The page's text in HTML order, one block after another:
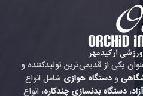
یکی از قدیمی‌ترین تولیدکننده و
ودستگاه هوازی شامل انواع
، دستگاه بدنسازی چندکاره، انواع